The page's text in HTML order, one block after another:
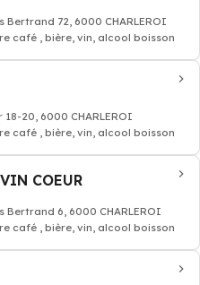
72, 6000 CHARLEROI
café , bière, vin, alcool boisson
20, 6000 CHARLEROI
café , bière, vin, alcool boisson
COEUR
6, 6000 CHARLEROI
café , bière, vin, alcool boisson